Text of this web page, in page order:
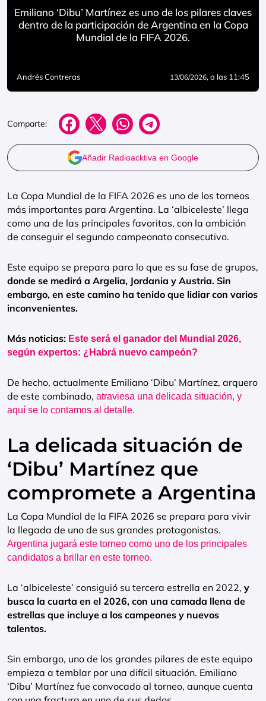
Emiliano ‘Dibu’ Martínez es uno de los pilares claves
dentro de la participación de Argentina en la Copa
Mundial de la FIFA 2026.
Andrés Contreras 13/06/2026, a las 11:45
Comparte:
Añadir Radioacktiva en Google
La Copa Mundial de la FIFA 2026 es uno de los torneos
más importantes para Argentina. La ‘albiceleste’ llega
como una de las principales favoritas, con la ambición
de conseguir el segundo campeonato consecutivo.
Este equipo se prepara para lo que es su fase de grupos,
donde se medirá a Argelia, Jordania y Austria. Sin
embargo, en este camino ha tenido que lidiar con varios
inconvenientes.
Más noticias: Este será el ganador del Mundial 2026,
según expertos: ¿Habrá nuevo campeón?
De hecho, actualmente Emiliano ‘Dibu’ Martínez, arquero
de este combinado, atraviesa una delicada situación, y
aquí se lo contamos al detalle.
La delicada situación de
‘Dibu’ Martínez que
compromete a Argentina
La Copa Mundial de la FIFA 2026 se prepara para vivir
la llegada de uno de sus grandes protagonistas.
Argentina jugará este torneo como uno de los principales
candidatos a brillar en este torneo.
La ‘albiceleste’ consiguió su tercera estrella en 2022, y
busca la cuarta en el 2026, con una camada llena de
estrellas que incluye a los campeones y nuevos
talentos.
Sin embargo, uno de los grandes pilares de este equipo
empieza a temblar por una difícil situación. Emiliano
‘Dibu’ Martínez fue convocado al torneo, aunque cuenta